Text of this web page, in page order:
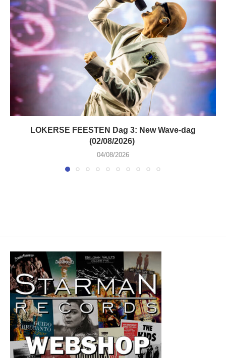
LOKERSE FEESTEN Dag 3: New Wave-dag
(02/08/2026)
04/08/2026